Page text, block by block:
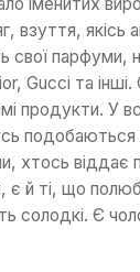
взуття, якісь
свої парфуми,
Gucci та
продукти. У
подобаються
хтось віддає
є й ті, що
солодкі. Є